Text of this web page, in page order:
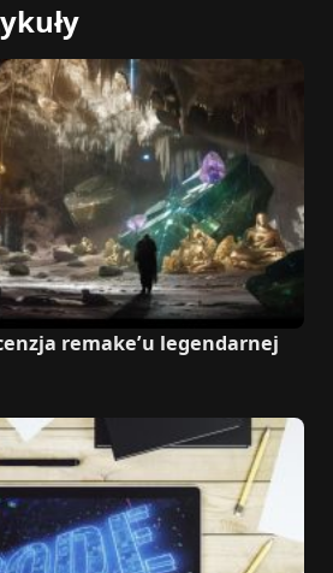
remake’u legendarnej